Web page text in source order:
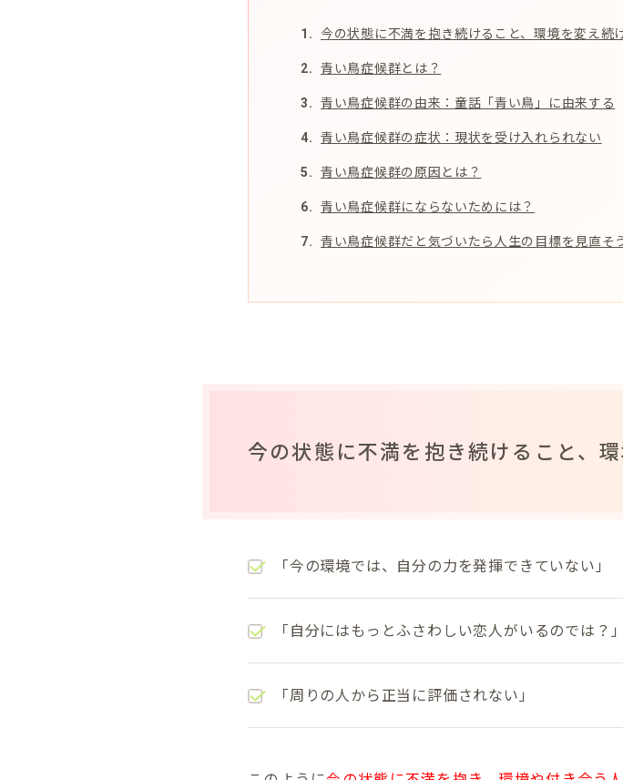
今の状態に不満を抱き続けること、環境を変え続
青い鳥症候群とは？
青い鳥症候群の由来：童話「青い鳥」に由来する
青い鳥症候群の症状：現状を受け入れられない
青い鳥症候群の原因とは？
青い鳥症候群にならないためには？
青い鳥症候群だと気づいたら人生の目標を見直そ
今の状態に不満を抱き続けること、
「今の環境では、自分の力を発揮できていない」
「自分にはもっとふさわしい恋人がいるのでは？」
「周りの人から正当に評価されない」